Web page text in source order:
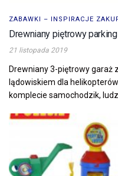
ZABAWKI – INSPIRACJE
Drewniany piętrowy
21 listopada 2019
Drewniany 3-piętrowy garaż
lądowiskiem dla
komplecie samochodzik,